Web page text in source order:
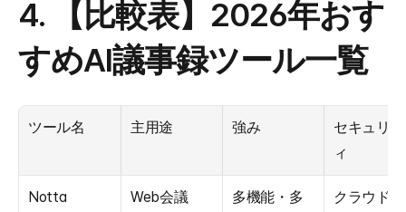
4. 【比較表】2026年おす
すめAI議事録ツール一覧
ツール名 主用途 強み
セキュリテ
ィ
Notta Web会議
多機能・多
クラウド